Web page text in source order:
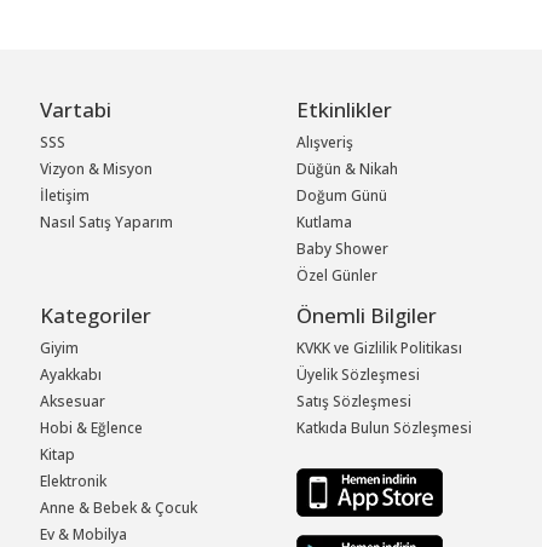
Vartabi
SSS
Vizyon & Misyon
İletişim
Nasıl Satış Yaparım
Etkinlikler
Alışveriş
Düğün & Nikah
Doğum Günü
Kutlama
Baby Shower
Özel Günler
Kategoriler
Giyim
Ayakkabı
Aksesuar
Hobi & Eğlence
Kitap
Elektronik
Anne & Bebek & Çocuk
Ev & Mobilya
Önemli Bilgiler
KVKK ve Gizlilik Politikası
Üyelik Sözleşmesi
Satış Sözleşmesi
Katkıda Bulun Sözleşmesi